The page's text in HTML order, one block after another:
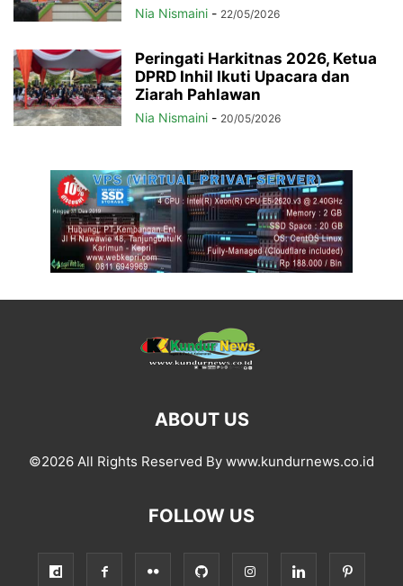
Nia Nismaini - 22/05/2026
Peringati Harkitnas 2026, Ketua
DPRD Inhil Ikuti Upacara dan
Ziarah Pahlawan
Nia Nismaini - 20/05/2026
ABOUT US
©2026 All Rights Reserved By www.kundurnews.co.id
FOLLOW US